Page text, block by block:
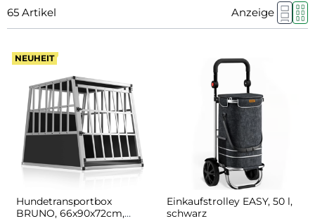
65 Artikel Anzeige
NEUHEIT
Hundetransportbox
BRUNO, 66x90x72cm,
Einkaufstrolley EASY, 50 l,
schwarz